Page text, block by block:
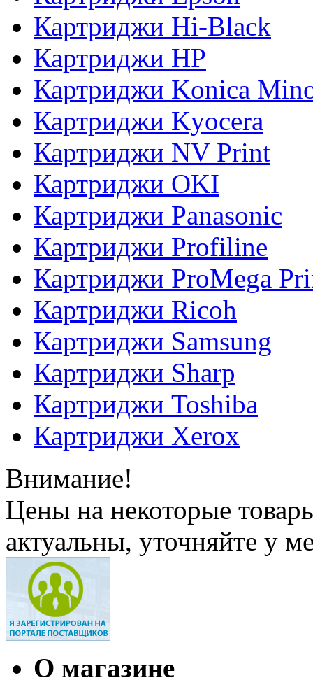
Картриджи Hi-Black
Картриджи HP
Картриджи Konica
Картриджи Kyocera
Картриджи NV Print
Картриджи OKI
Картриджи Panasonic
Картриджи Profiline
Картриджи ProMega
Картриджи Ricoh
Картриджи Samsung
Картриджи Sharp
Картриджи Toshiba
Картриджи Xerox
Внимание!
Цены на некоторые
актуальны, уточняйте у
О магазине